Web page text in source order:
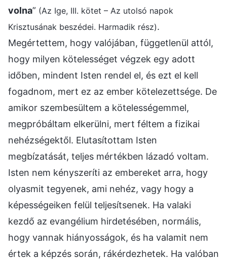
volna” (Az Ige, III. kötet – Az utolsó napok
Krisztusának beszédei. Harmadik rész).
Megértettem, hogy valójában, függetlenül attól,
hogy milyen kötelességet végzek egy adott
időben, mindent Isten rendel el, és ezt el kell
fogadnom, mert ez az ember kötelezettsége. De
amikor szembesültem a kötelességemmel,
megpróbáltam elkerülni, mert féltem a fizikai
nehézségektől. Elutasítottam Isten
megbízatását, teljes mértékben lázadó voltam.
Isten nem kényszeríti az embereket arra, hogy
olyasmit tegyenek, ami nehéz, vagy hogy a
képességeiken felül teljesítsenek. Ha valaki
kezdő az evangélium hirdetésében, normális,
hogy vannak hiányosságok, és ha valamit nem
értek a képzés során, rákérdezhetek. Ha valóban